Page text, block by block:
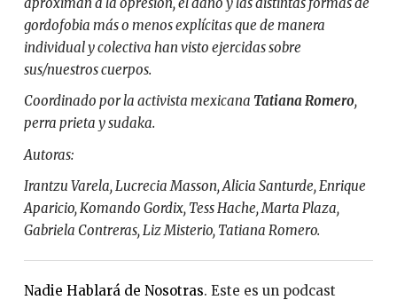
gordofobia más o menos explícitas que de manera
individual y colectiva han visto ejercidas sobre
sus/nuestros cuerpos.
Coordinado por la activista mexicana Tatiana Romero,
perra prieta y sudaka.
Autoras:
Irantzu Varela, Lucrecia Masson, Alicia Santurde, Enrique
Aparicio, Komando Gordix, Tess Hache, Marta Plaza,
Gabriela Contreras, Liz Misterio, Tatiana Romero.
Nadie Hablará de Nosotras. Este es un podcast